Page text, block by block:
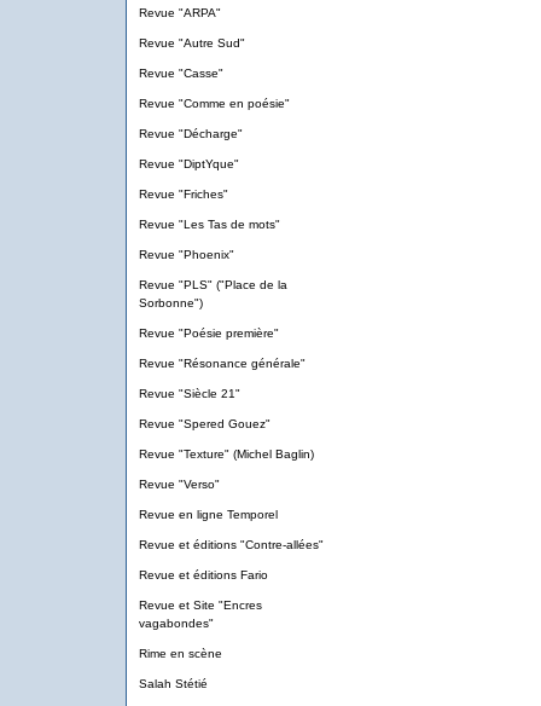
Revue "ARPA"
Revue "Autre Sud"
Revue "Casse"
Revue "Comme en poésie"
Revue "Décharge"
Revue "DiptYque"
Revue "Friches"
Revue "Les Tas de mots"
Revue "Phoenix"
Revue "PLS" ("Place de la
Sorbonne")
Revue "Poésie première"
Revue "Résonance générale"
Revue "Siècle 21"
Revue "Spered Gouez"
Revue "Texture" (Michel Baglin)
Revue "Verso"
Revue en ligne Temporel
Revue et éditions "Contre-allées"
Revue et éditions Fario
Revue et Site "Encres
vagabondes"
Rime en scène
Salah Stétié